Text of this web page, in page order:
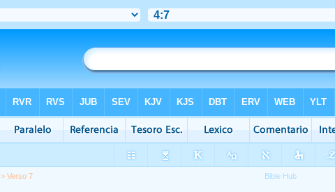
> Verso 7